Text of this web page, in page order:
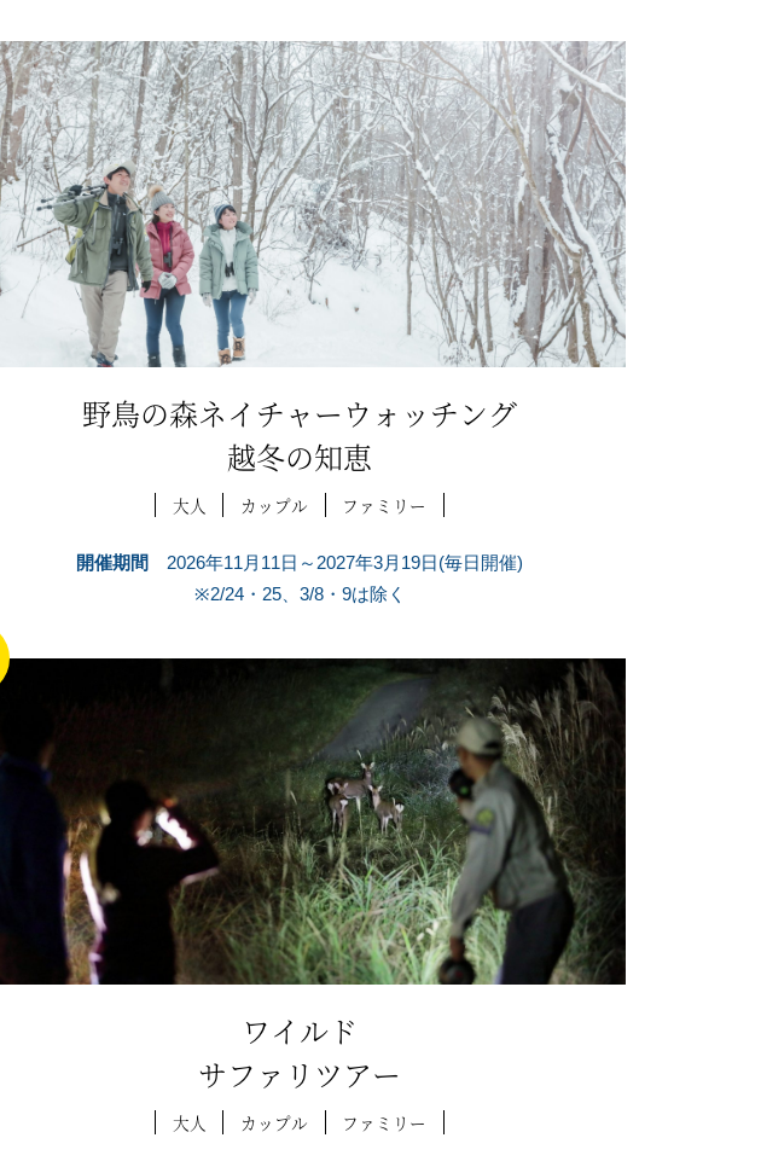
野鳥の森ネイチャーウォッチング
越冬の知恵
大人 カップル ファミリー
開催期間
2026年11月11日～2027年3月19日(毎日開催)
※2/24・25、3/8・9は除く
ワイルド
サファリツアー
大人 カップル ファミリー